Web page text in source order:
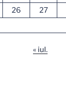
26 27
« iul.